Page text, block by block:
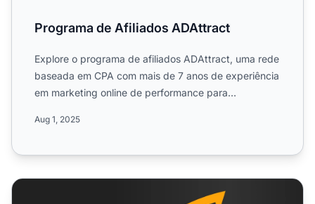
Programa de Afiliados ADAttract
Explore o programa de afiliados ADAttract, uma rede
baseada em CPA com mais de 7 anos de experiência
em marketing online de performance para
Aug 1, 2025
Programa de Afiliados Affshark